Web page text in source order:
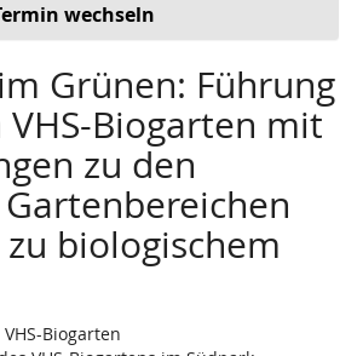
wechseln
Grünen: Führung
Biogarten mit
zu den
biologischem
Biogarten